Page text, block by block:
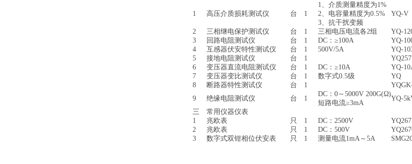
1 高压介质损耗测试仪 台 1
1、介质测量精度为1%
2、电容量精度为0.5%
3、抗干扰变频
YQ-V
2 三相继电保护测试仪 台 1 三相电压电流各2组
YQ-
3
回路电阻测试仪 台 1 DC：≥100A
YQ-
4
互感器伏安特性测试仪 台 1 500V/5A
YQ-
5
接地电阻测试仪 台 1
6
变压器直流电阻测试仪 台 1 DC：≥10A
YQ-
7
变压器变比测试仪 台 1 数字式0.5级
YQ
8
断路器特性测试仪 台 1
9
绝缘电阻测试仪 台 1
DC：0～5000V 200G(Ω)
短路电流≥3mA
YQ-
三
常用仪器仪表
1
兆欧表 只 1 DC：2500V
2
兆欧表 只 1 DC：500V
3
数字式双钳相位伏安表 只 1 测量电流1mA～5A